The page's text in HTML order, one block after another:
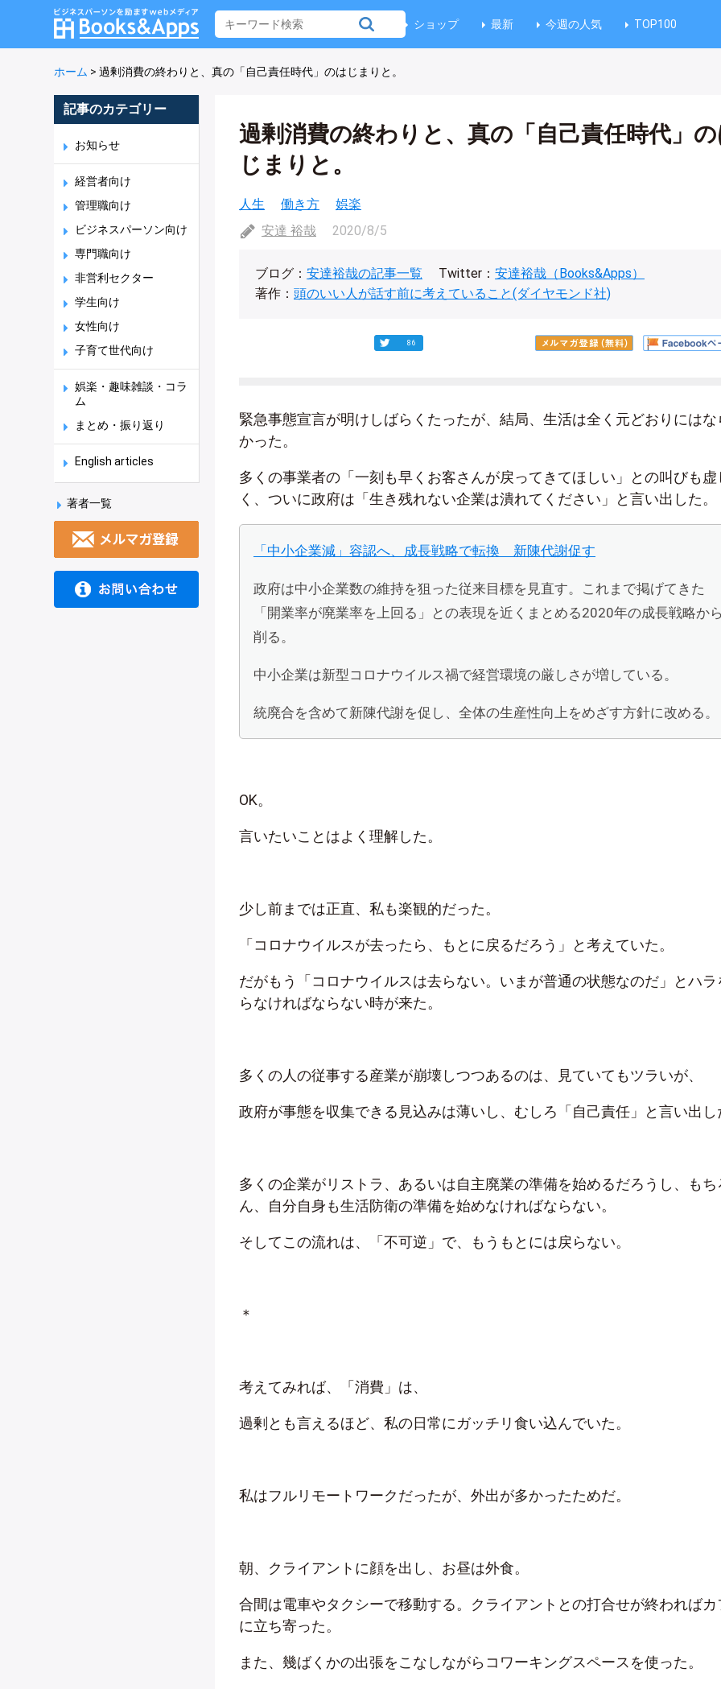
ショップ 最新 今週の人気 TOP100
ホーム > 過剰消費の終わりと、真の「自己責任時代」のはじまりと。
記事のカテゴリー
お知らせ
経営者向け
管理職向け
ビジネスパーソン向け
専門職向け
非営利セクター
学生向け
女性向け
子育て世代向け
娯楽・趣味雑談・コラ
ム
まとめ・振り返り
English articles
著者一覧
過剰消費の終わりと、真の「自己責任時代」
じまりと。
人生 働き方
娯楽
安達 裕哉
2020/8/5
ブログ： 安達裕哉の記事一覧 Twitter： 安達裕哉（Books&Apps）
著作： 頭のいい人が話す前に考えていること(ダイヤモンド社)
86
緊急事態宣言が明けしばらくたったが、結局、生活は全く元どおりにはな
かった。
多くの事業者の「一刻も早くお客さんが戻ってきてほしい」との叫びも虚
く、ついに政府は「生き残れない企業は潰れてください」と言い出した。
「中小企業減」容認へ、成長戦略で転換 新陳代謝促す
政府は中小企業数の維持を狙った従来目標を見直す。これまで掲げてきた
「開業率が廃業率を上回る」との表現を近くまとめる2020年の成長戦略か
削る。
中小企業は新型コロナウイルス禍で経営環境の厳しさが増している。
統廃合を含めて新陳代謝を促し、全体の生産性向上をめざす方針に改める。
OK。
言いたいことはよく理解した。
少し前までは正直、私も楽観的だった。
「コロナウイルスが去ったら、もとに戻るだろう」と考えていた。
だがもう「コロナウイルスは去らない。いまが普通の状態なのだ」とハラ
らなければならない時が来た。
多くの人の従事する産業が崩壊しつつあるのは、見ていてもツラいが、
政府が事態を収集できる見込みは薄いし、むしろ「自己責任」と言い出し
多くの企業がリストラ、あるいは自主廃業の準備を始めるだろうし、もち
ん、自分自身も生活防衛の準備を始めなければならない。
そしてこの流れは、「不可逆」で、もうもとには戻らない。
＊
考えてみれば、「消費」は、
過剰とも言えるほど、私の日常にガッチリ食い込んでいた。
私はフルリモートワークだったが、外出が多かったためだ。
朝、クライアントに顔を出し、お昼は外食。
合間は電車やタクシーで移動する。クライアントとの打合せが終わればカ
に立ち寄った。
また、幾ばくかの出張をこなしながらコワーキングスペースを使った。